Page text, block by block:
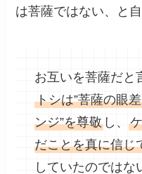
は菩薩ではない、と
お互いを菩薩だと
トシは”菩薩の眼
ンジ”を尊敬 し、
だことを真に信じ
していたのではな